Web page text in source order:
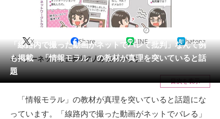
教育・育児
リサーチ
会員記事
メディア
注目記事を集めた総合ページ
ITの今と未来を見通す
「線路内で撮った動画がネットでバレて批判」なんて例
も掲載 「情報モラル」の教材が真理を突いていると話
題
X Share LINE hatena
インターネットは世界中の人が見ています。
目次を表示
「情報モラル」の教材が真理を突いていると話題にな
っています。「線路内で撮った動画がネットでバレる」